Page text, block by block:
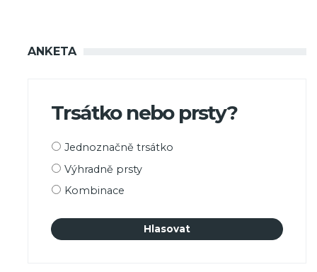
ANKETA
Trsátko nebo prsty?
Možnosti
Jednoznačně trsátko
Výhradně prsty
Kombinace